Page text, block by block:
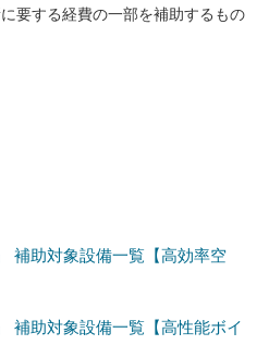
要する経費の一部を補助するもの
補助対象設備一覧【高効率空
補助対象設備一覧【高性能ボイ